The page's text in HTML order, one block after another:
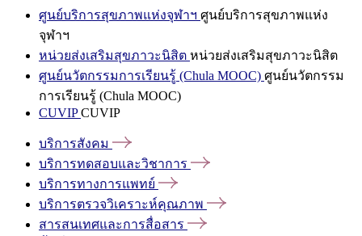
ศูนย์บริการสุขภาพแห่งจุฬาฯ ศูนย์บริการสุขภาพแห่ง
จุฬาฯ
หน่วยส่งเสริมสุขภาวะนิสิต หน่วยส่งเสริมสุขภาวะนิสิต
ศูนย์นวัตกรรมการเรียนรู้ (Chula MOOC) ศูนย์นวัตกรรม
การเรียนรู้ (Chula MOOC)
CUVIPCUVIP
บริการสังคม
บริการทดสอบและวิชาการ
บริการทางการแพทย์
บริการตรวจวิเคราะห์คุณภาพ
สารสนเทศและการสื่อสาร